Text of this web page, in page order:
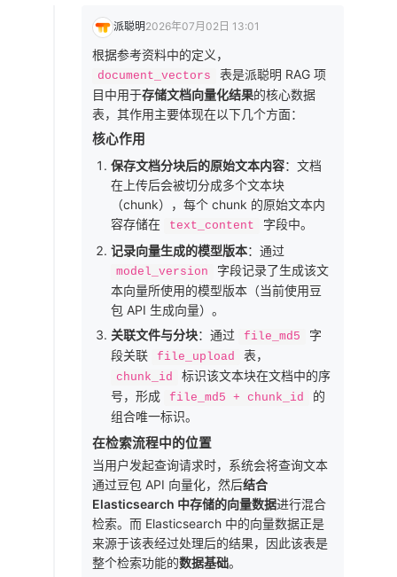
派聪明2026年07月02日 13:01
根据参考资料中的定义，
document_vectors
表是派聪明 RAG 项
目中用于存储文档向量化结果的核心数据
表，其作用主要体现在以下几个方面：
核心作用
保存文档分块后的原始文本内容：文档
在上传后会被切分成多个文本块
（chunk），每个 chunk 的原始文本内
容存储在
text_content
字段中。
记录向量生成的模型版本：通过
model_version
字段记录了生成该文
本向量所使用的模型版本（当前使用豆
包 API 生成向量）。
关联文件与分块：通过 file_md5
字
段关联
file_upload 表，
chunk_id
标识该文本块在文档中的序
号，形成
file_md5 + chunk_id
的
组合唯一标识。
在检索流程中的位置
当用户发起查询请求时，系统会将查询文本
通过豆包 API 向量化，然后结合
Elasticsearch 中存储的向量数据进行混合
检索。而 Elasticsearch 中的向量数据正是
来源于该表经过处理后的结果，因此该表是
整个检索功能的数据基础。